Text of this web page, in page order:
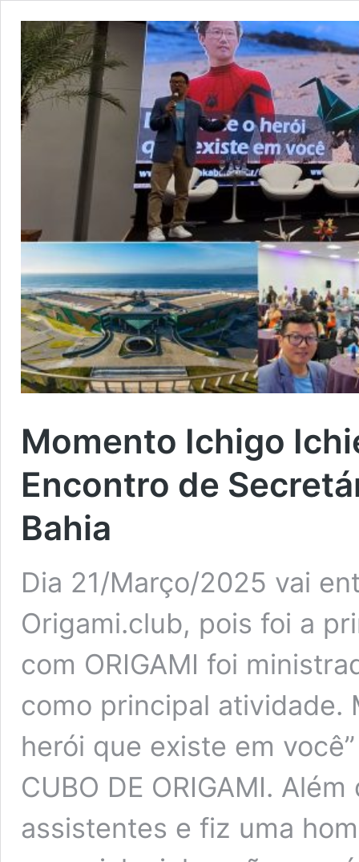
Momento Ichigo
Encontro de
Bahia
Dia 21/Março/2025 vai
Origami.club, pois foi a
com ORIGAMI foi
como principal atividade.
herói que existe em
CUBO DE ORIGAMI.
assistentes e fiz uma